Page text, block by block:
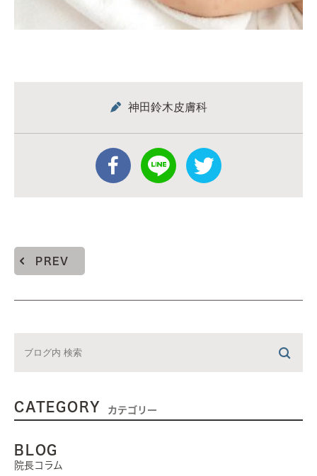
神田鈴木皮膚科
PREV
CATEGORY カテゴリー
BLOG
院長コラム